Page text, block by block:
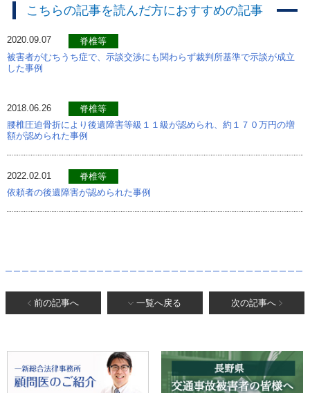
こちらの記事を読んだ方におすすめの記事
2020.09.07
脊椎等
被害者がむちうち症で、示談交渉にも関わらず裁判所基準で示談が成立
した事例
2018.06.26
脊椎等
腰椎圧迫骨折により後遺障害等級１１級が認められ、約１７０万円の増
額が認められた事例
2022.02.01
脊椎等
依頼者の後遺障害が認められた事例
前の記事へ 一覧へ戻る 次の記事へ